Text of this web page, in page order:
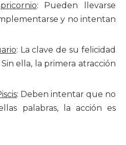
: Pueden llevarse
y no intentan
: La clave de su felicidad
ella, la primera atracción
: Deben intentar que no
palabras, la acción es